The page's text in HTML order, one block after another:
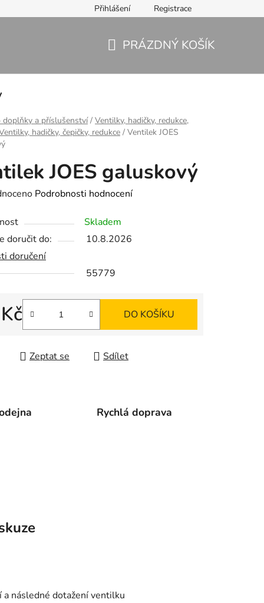
Přihlášení Registrace
PRÁZDNÝ KOŠÍK
doplňky a příslušenství / Ventilky, hadičky, redukce,
hadičky, čepičky, redukce / Ventilek JOES
JOES galuskový
Podrobnosti hodnocení
Skladem
doručit do:
10.8.2026
doručení
55779
cena:
DO KOŠÍKU
Zeptat se Sdílet
Rychlá doprava
následné dotažení ventilku